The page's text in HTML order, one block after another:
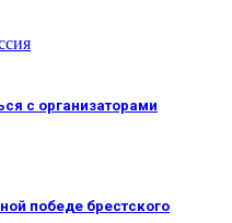
с организаторами
победе брестского